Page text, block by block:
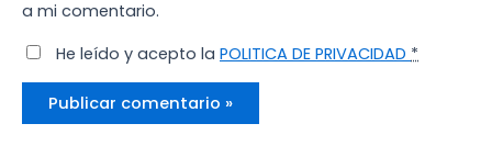
a mi comentario.
He leído y acepto la POLITICA DE PRIVACIDAD *